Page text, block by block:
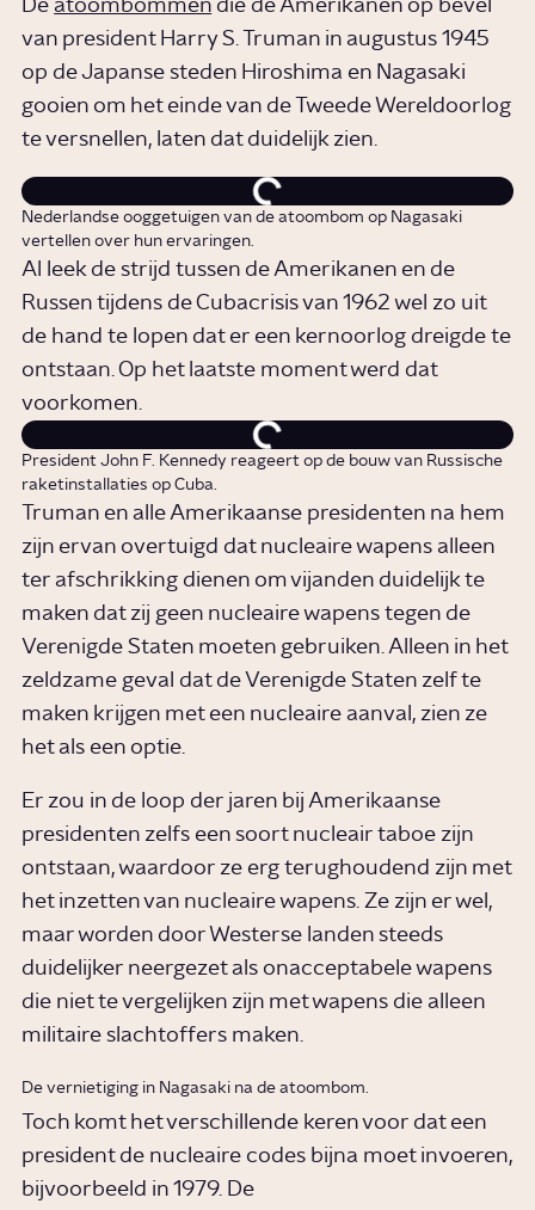
Deatoombommen die de Amerikanen op bevel
van president Harry S. Truman in augustus 1945
op de Japanse steden Hiroshima en Nagasaki
gooien om het einde van de Tweede Wereldoorlog
te versnellen, laten dat duidelijk zien.
Nederlandse ooggetuigen van de atoombom op Nagasaki
vertellen over hun ervaringen.
Al leek de strijd tussen de Amerikanen en de
Russen tijdens de Cubacrisis van 1962 wel zo uit
de hand te lopen dat er een kernoorlog dreigde te
ontstaan. Op het laatste moment werd dat
voorkomen.
President John F. Kennedy reageert op de bouw van Russische
raketinstallaties op Cuba.
Truman en alle Amerikaanse presidenten na hem
zijn ervan overtuigd dat nucleaire wapens alleen
ter afschrikking dienen om vijanden duidelijk te
maken dat zij geen nucleaire wapens tegen de
Verenigde Staten moeten gebruiken. Alleen in het
zeldzame geval dat de Verenigde Staten zelf te
maken krijgen met een nucleaire aanval, zien ze
het als een optie.
Er zou in de loop der jaren bij Amerikaanse
presidenten zelfs een soort nucleair taboe zijn
ontstaan, waardoor ze erg terughoudend zijn met
het inzetten van nucleaire wapens. Ze zijn er wel,
maar worden door Westerse landen steeds
duidelijker neergezet als onacceptabele wapens
die niet te vergelijken zijn met wapens die alleen
militaire slachtoffers maken.
De vernietiging in Nagasaki na de atoombom.
Toch komt het verschillende keren voor dat een
president de nucleaire codes bijna moet invoeren,
bijvoorbeeld in 1979. De